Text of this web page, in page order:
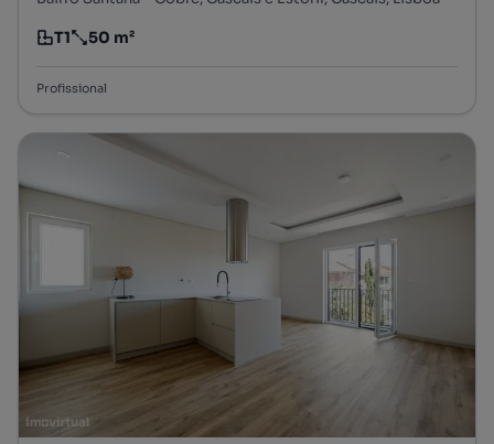
Tipologia
T1
Preço por metro quadrado
50 m²
Profissional